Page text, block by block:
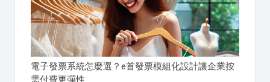
電子發票系統怎麼選？e首發票模組化設計讓企業按
需付費更彈性